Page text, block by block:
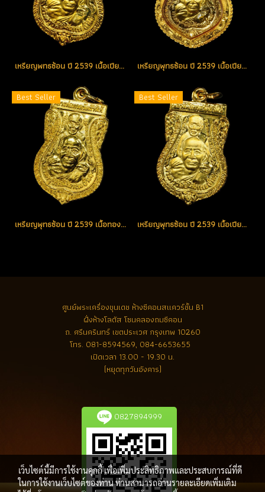
เหรียญพทธซ้อน ปี 2539 เนื้อเปียกทองพ่นทราย ตอกโค้ด แจกกรรมการ หายากสุด องค์ที่ 1 (โทรถาม) เหรียญพุทธซ้อน ปี 2539 เนื้อเปียกทองพ่นทราย ตอกโค้ด แจกกรรมการ องค์ที่ 2 (โชว์)
Best Seller
เหรียญพุทธซ้อน ปี 2539 เนื้อทองคำ หมายเลข 105 (ขายแล้ว)
Best Seller
เหรียญพุทธซ้อน ปี 2539 เนื้อเปียกทองพ่นทราย ตอกโค้ด แจกกรรมการ องค์ที่ 3 (ขายแล้ว)
ศูนย์พระเครื่องขุนเดช ห้างซีคอนสแควร์ชั้น B1
ฝั่งห้างโลตัส โซนคลองถมซีคอน
ถ. ศรีนครินทร์ เขตประเวศ กรุงเทพ 10260
โทร. 081-8594569, 084-6653655
เปิดเวลา 13.00 - 19.30 น.
(หยุดทุกวันอังคาร)
0827894999
เว็บไซต์นี้มีการใช้งานคุกกี้ เพื่อเพิ่มประสิทธิภาพและประสบการณ์ที่ดี
ในการใช้งานเว็บไซต์ของท่าน ท่านสามารถอ่านรายละเอียดเพิ่มเติม